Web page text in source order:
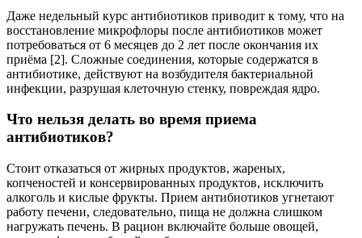
Даже недельный курс антибиотиков приводит к тому, что на
восстановление микрофлоры после антибиотиков может
потребоваться от 6 месяцев до 2 лет после окончания их
приёма [2]. Сложные соединения, которые содержатся в
антибиотике, действуют на возбудителя бактериальной
инфекции, разрушая клеточную стенку, повреждая ядро.
Что нельзя делать во время приема
антибиотиков?
Стоит отказаться от жирных продуктов, жареных,
копченостей и консервированных продуктов, исключить
алкоголь и кислые фрукты. Прием антибиотиков угнетают
работу печени, следовательно, пища не должна слишком
нагружать печень. В рацион включайте больше овощей,